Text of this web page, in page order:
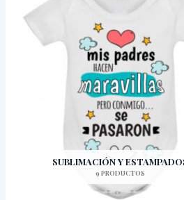
SUBLIMACIÓN Y
9 PRODUCTOS